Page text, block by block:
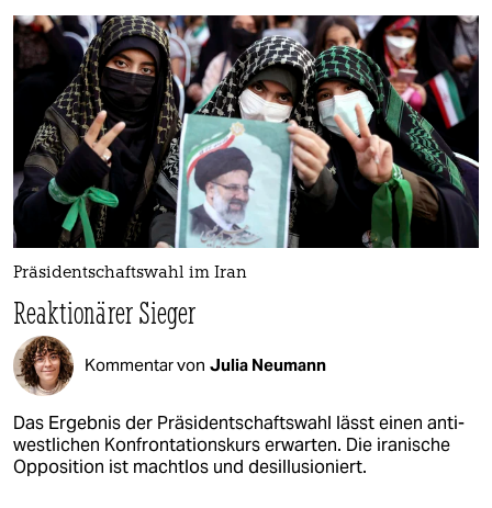
Präsidentschaftswahl im Iran
Reaktionärer Sieger
Kommentar von Julia Neumann
Das Ergebnis der Präsidentschaftswahl lässt einen anti-
westlichen Konfrontationskurs erwarten. Die iranische
Opposition ist machtlos und desillusioniert.